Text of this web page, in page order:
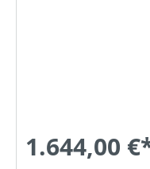
1.644,00